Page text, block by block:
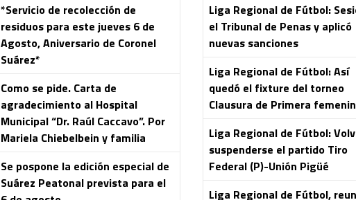
*Servicio de recolección de
residuos para este jueves 6 de
Agosto, Aniversario de Coronel
Suárez*
Como se pide. Carta de
agradecimiento al Hospital
Municipal “Dr. Raúl Caccavo”. Por
Mariela Chiebelbein y familia
Se pospone la edición especial de
Suárez Peatonal prevista para el
Liga Regional de Fútbol:
el Tribunal de Penas y aplicó
nuevas sanciones
Liga Regional de Fútbol: Así
quedó el fixture del torneo
Clausura de Primera
Liga Regional de Fútbol:
suspenderse el partido Tiro
Federal (P)-Unión Pigüé
Liga Regional de Fútbol,